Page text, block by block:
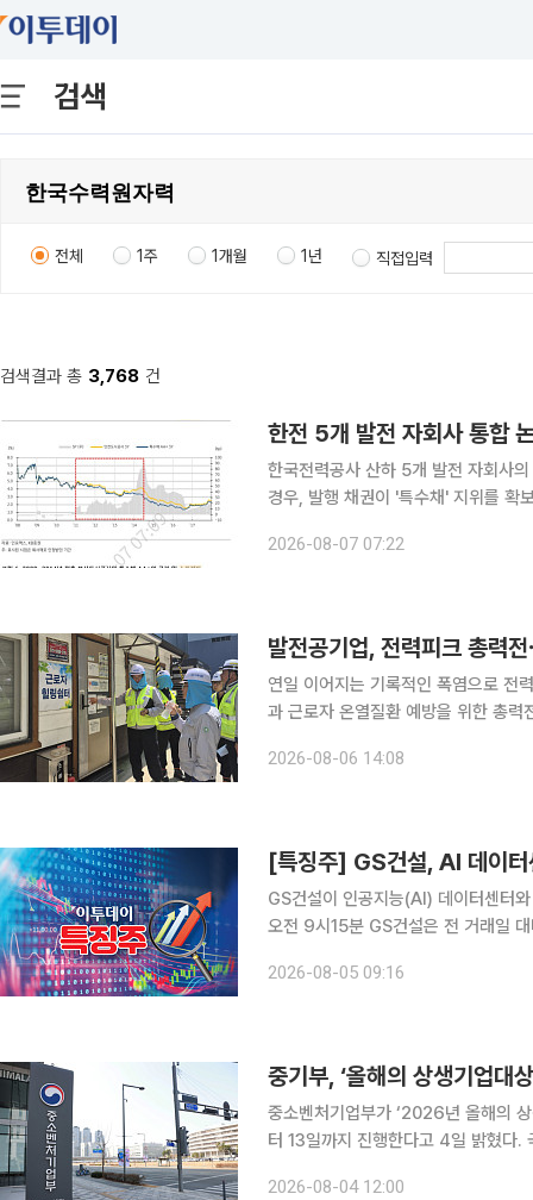
검색
전체 1주 1개월 1년 직접입력
검색결과 총 3,768 건
한국전력공사 산하 5개 발전 자회사
경우, 발행 채권이 '특수채' 지위를 확
레일과 SR의 통합에 대한 언급은
2026-08-07 07:22
발전공기업, 전력피크 총력
연일 이어지는 기록적인 폭염으로 전
과 근로자 온열질환 예방을 위한 총력전에 돌입했다. 기관장들이 직
업계에 따르면 한국남동발전·한국서
2026-08-06 14:08
[특징주] GS건설, AI 데이터
GS건설이 인공지능(AI) 데이터센터와
오전 9시15분 GS건설은 전 거래일
의 AI 데이터센터 투자와 베트남 원전
2026-08-05 09:16
중기부, ‘올해의 상생기업대
중소벤처기업부가 ‘2026년 올해의
터 13일까지 진행한다고 4일 밝혔다. 국민투표 대상은 국민추천심사단 평가와 동반성장위원회 추
2026-08-04 12:00